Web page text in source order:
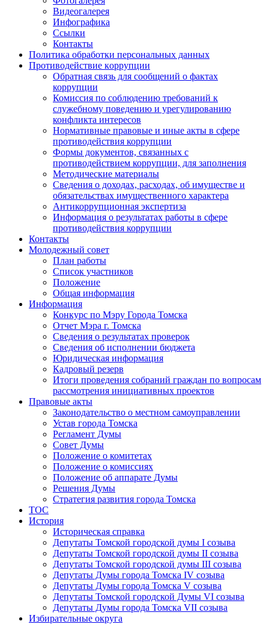
Видеогалерея
Инфографика
Ссылки
Контакты
Политика обработки персональных данных
Прoтивoдeйствие кoрpупции
Обратная связь для сообщений о фактах
коррупции
Комиссия по соблюдению требований к
служебному поведению и урегулированию
конфликта интересов
Нормативные правовые и иные акты в сфере
противодействия коррупции
Формы документов, связанных с
противодействием коррупции, для заполнения
Методические материалы
Сведения о доходах, расходах, об имуществе и
обязательствах имущественного характера
Антикоррупционная экспертиза
Информация о результатах работы в сфере
противодействия коррупции
Контакты
Молодежный совет
План работы
Список участников
Положение
Общая информация
Информация
Конкурс по Мэру Города Томска
Отчет Мэра г. Томска
Сведения о результатах проверок
Сведения об исполнении бюджета
Юридическая информация
Кадровый резерв
Итоги проведения собраний граждан по вопросам
рассмотрения инициативных проектов
Правовые акты
Законодательство о местном самоуправлении
Устав города Томска
Регламент Думы
Совет Думы
Положение о комитетах
Положение о комиссиях
Положение об аппарате Думы
Решения Думы
Стратегия развития города Томска
ТОС
История
Историческая справка
Депутаты Томской городской думы I созыва
Депутаты Томской городской думы II созыва
Депутаты Томской городской думы III созыва
Депутаты Думы города Томска IV созыва
Депутаты Думы города Томска V созыва
Депутаты Томской городской Думы VI созыва
Депутаты Думы города Томска VII созыва
Избирательные округа